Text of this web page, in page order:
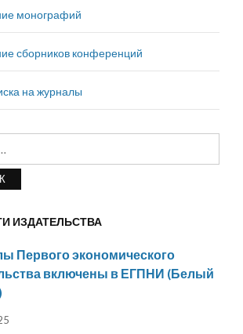
монографий
сборников конференций
на журналы
ИЗДАТЕЛЬСТВА
Первого экономического
включены в ЕГПНИ (Белый